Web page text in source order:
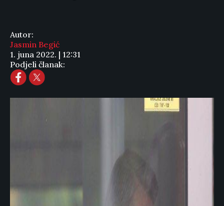
Autor:
Jasmin Begić
1. juna 2022. | 12:31
Podjeli članak: